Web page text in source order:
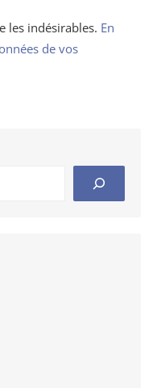
les indésirables. En
de vos